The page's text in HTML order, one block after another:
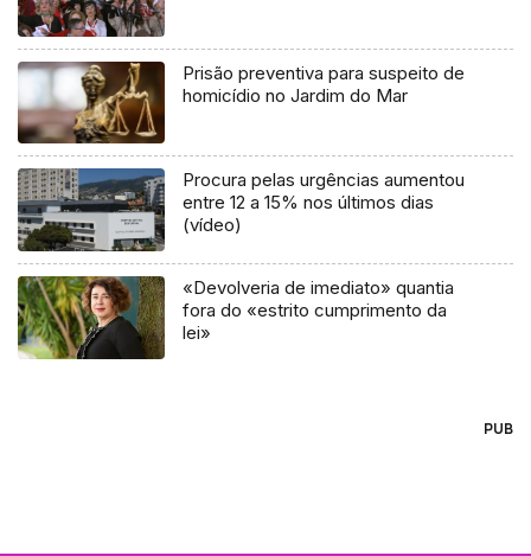
Prisão preventiva para suspeito de
homicídio no Jardim do Mar
Procura pelas urgências aumentou
entre 12 a 15% nos últimos dias
(vídeo)
«Devolveria de imediato» quantia
fora do «estrito cumprimento da
lei»
PUB